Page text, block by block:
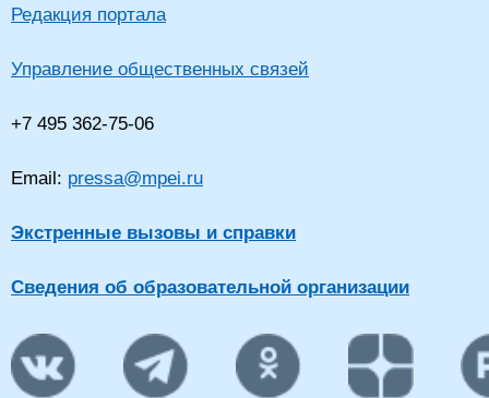
Редакция портала
Управление общественных связей
+7 495 362-75-06
Email: pressa@mpei.ru
Экстренные вызовы и справки
Сведения об образовательной организации